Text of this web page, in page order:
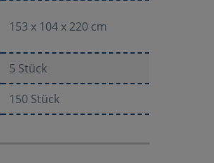
153 x 104 x 220 cm
5 Stück
150 Stück